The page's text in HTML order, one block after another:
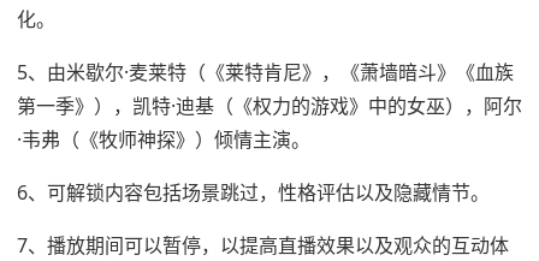
化。
5、由米歇尔·麦莱特（《莱特肯尼》，《萧墙暗斗》《血族
第一季》），凯特·迪基（《权力的游戏》中的女巫），阿尔
·韦弗（《牧师神探》）倾情主演。
6、可解锁内容包括场景跳过，性格评估以及隐藏情节。
7、播放期间可以暂停，以提高直播效果以及观众的互动体